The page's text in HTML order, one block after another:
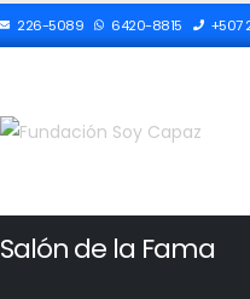
226-5089 6420-8815 +507
Salón de la Fama